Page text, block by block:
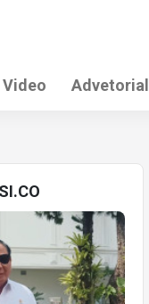
Video Advetorial